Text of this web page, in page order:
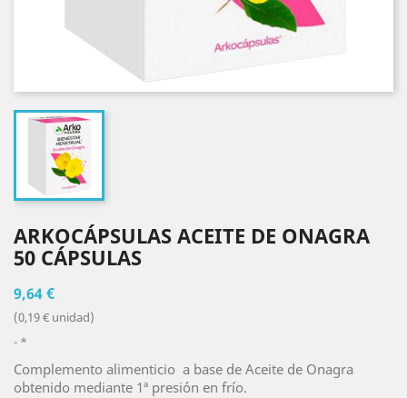
ARKOCÁPSULAS ACEITE DE ONAGRA
50 CÁPSULAS
9,64 €
(0,19 € unidad)
*
Complemento alimenticio a base de Aceite de Onagra
obtenido mediante 1ª presión en frío.